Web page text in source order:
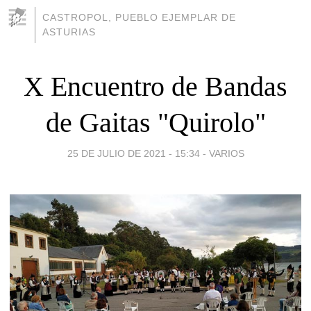
CASTROPOL, PUEBLO EJEMPLAR DE
ASTURIAS
X Encuentro de Bandas
de Gaitas "Quirolo"
25 DE JULIO DE 2021 - 15:34 - VARIOS